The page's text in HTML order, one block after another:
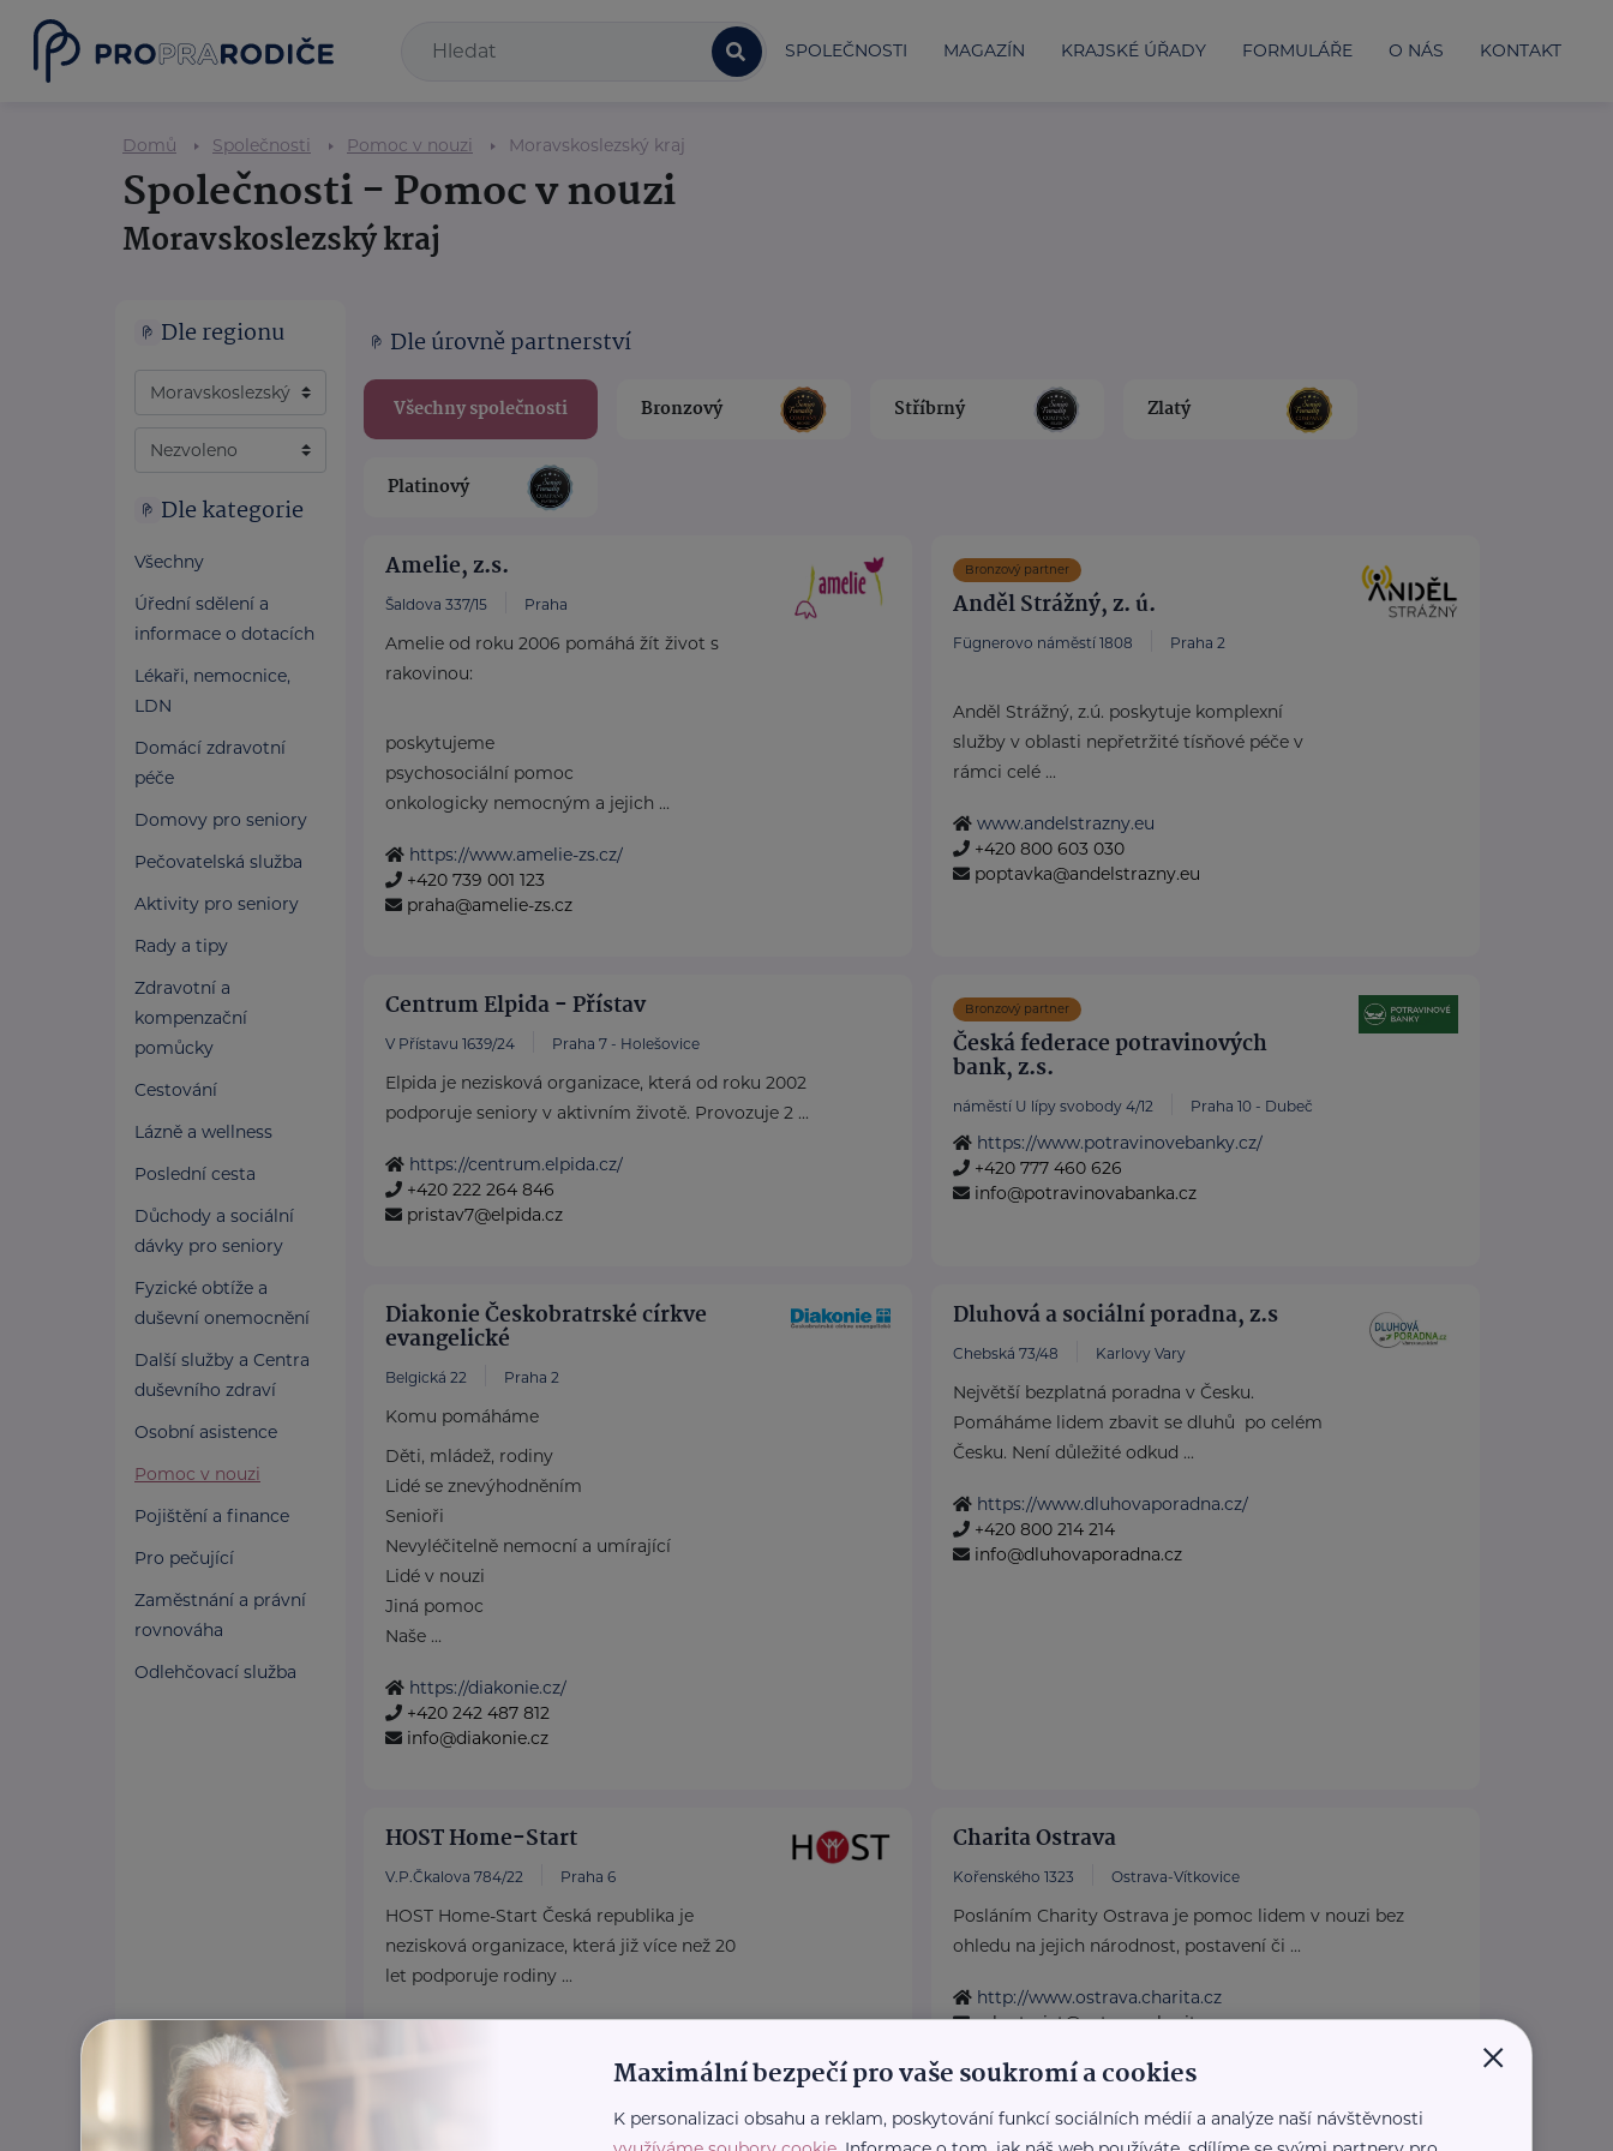
SPOLEČNOSTI MAGAZÍN KRAJSKÉ ÚŘADY FORMULÁŘE O NÁS KONTAKT
Domů Společnosti Pomoc v nouzi Moravskoslezský kraj
Společnosti - Pomoc v nouzi
Moravskoslezský kraj
Dle regionu
Dle kategorie
Všechny
Úřední sdělení a
informace o dotacích
Lékaři, nemocnice,
LDN
Domácí zdravotní
péče
Domovy pro seniory
Pečovatelská služba
Aktivity pro seniory
Rady a tipy
Zdravotní a
kompenzační
pomůcky
Cestování
Lázně a wellness
Poslední cesta
Důchody a sociální
dávky pro seniory
Fyzické obtíže a
duševní onemocnění
Další služby a Centra
duševního zdraví
Osobní asistence
Pomoc v nouzi
Pojištění a finance
Pro pečující
Zaměstnání a právní
rovnováha
Odlehčovací služba
Dle úrovně partnerství
Všechny společnosti Bronzový Stříbrný Zlatý
Platinový
Amelie, z.s.
Šaldova 337/15 Praha
Amelie od roku 2006 pomáhá žít život s
rakovinou:
poskytujeme
psychosociální pomoc
onkologicky nemocným a jejich ...
https://www.amelie-zs.cz/
+420 739 001 123
praha@amelie-zs.cz
Bronzový partner
Anděl Strážný, z. ú.
Fügnerovo náměstí 1808 Praha 2
Anděl Strážný, z.ú. poskytuje komplexní
služby v oblasti nepřetržité tísňové péče v
rámci celé ...
www.andelstrazny.eu
+420 800 603 030
poptavka@andelstrazny.eu
Centrum Elpida - Přístav
V Přístavu 1639/24 Praha 7 - Holešovice
Elpida je nezisková organizace, která od roku 2002
podporuje seniory v aktivním životě. Provozuje 2 ...
https://centrum.elpida.cz/
+420 222 264 846
pristav7@elpida.cz
Bronzový partner
Česká federace potravinových
bank, z.s.
náměstí U lípy svobody 4/12 Praha 10 - Dubeč
https://www.potravinovebanky.cz/
+420 777 460 626
info@potravinovabanka.cz
Diakonie Českobratrské církve
evangelické
Belgická 22 Praha 2
Komu pomáháme
Děti, mládež, rodiny
Lidé se znevýhodněním
Senioři
Nevyléčitelně nemocní a umírající
Lidé v nouzi
Jiná pomoc
Naše ...
https://diakonie.cz/
+420 242 487 812
info@diakonie.cz
Dluhová a sociální poradna, z.s
Chebská 73/48 Karlovy Vary
Největší bezplatná poradna v Česku.
Pomáháme lidem zbavit se dluhů po celém
Česku. Není důležité odkud ...
https://www.dluhovaporadna.cz/
+420 800 214 214
info@dluhovaporadna.cz
HOST Home-Start
V.P.Čkalova 784/22 Praha 6
HOST Home-Start Česká republika je
nezisková organizace, která již více než 20
let podporuje rodiny ...
https://www.hostcz.org/
Charita Ostrava
Kořenského 1323 Ostrava-Vítkovice
Posláním Charity Ostrava je pomoc lidem v nouzi bez
ohledu na jejich národnost, postavení či ...
http://www.ostrava.charita.cz
sekretariat@ostrava.charita.cz
×
Maximální bezpečí pro vaše soukromí a cookies
K personalizaci obsahu a reklam, poskytování funkcí sociálních médií a analýze naší návštěvnosti